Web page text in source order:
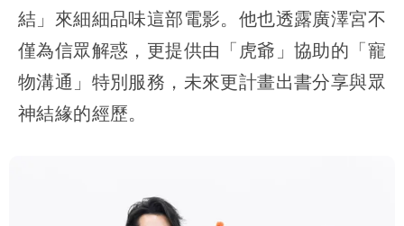
結」來細細品味這部電影。他也透露廣澤宮不
僅為信眾解惑，更提供由「虎爺」協助的「寵
物溝通」特別服務，未來更計畫出書分享與眾
神結緣的經歷。